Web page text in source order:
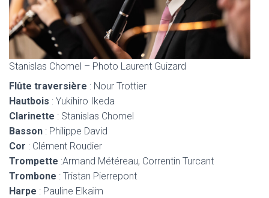
Stanislas Chomel – Photo Laurent Guizard
Flûte traversière : Nour Trottier
Hautbois : Yukihiro Ikeda
Clarinette : Stanislas Chomel
Basson : Philippe David
Cor : Clément Roudier
Trompette :Armand Météreau, Correntin Turcant
Trombone : Tristan Pierrepont
Harpe : Pauline Elkaïm